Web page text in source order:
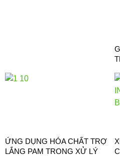
ỨNG DỤNG HÓA CHẤT TRỢ
LẮNG PAM TRONG XỬ LÝ